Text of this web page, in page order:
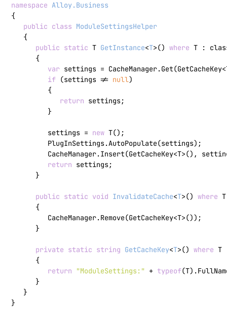
namespace Alloy.Business
{
public class ModuleSettingsHelper
   {
public static T GetInstance<T>() where T :
      {
var settings =
if (settings != null)
         {
return settings;
         }
         settings =
new T();
         PlugInSettings.AutoPopulate(settings);
CacheManager.Insert(GetCacheKey<T>(),
return settings;
      }
public static void InvalidateCache<T>() where
      {
         CacheManager.Remove(GetCacheKey<T>());
      }
private static string GetCacheKey<T>() where T
      {
return
"ModuleSettings:" + typeof
      }
   }
}